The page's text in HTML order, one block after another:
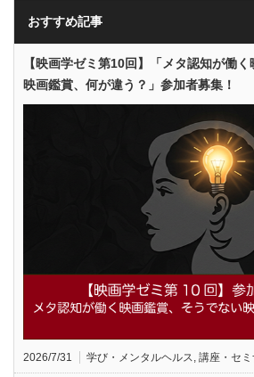
おすすめ記事
【映画学ゼミ第10回】「メタ認知が働
映画鑑賞、何が違う？」参加者募集！
2026/7/31 学び・メンタルヘルス 講座・セミ